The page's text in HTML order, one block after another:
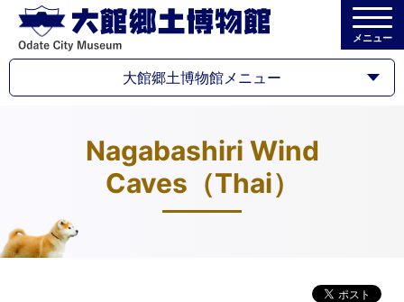
メニュー
大館郷土博物館メニュー
Nagabashiri Wind
Caves（Thai）